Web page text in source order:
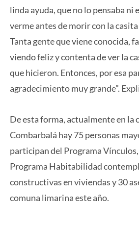
linda ayuda, que no lo pensaba ni
verme antes de morir con la
Tanta gente que viene conocida,
viendo feliz y contenta de ver la
que hicieron. Entonces, por esa
agradecimiento muy grande”.
De esta forma, actualmente en la
Combarbalá hay 75 personas
participan del Programa
Programa Habitabilidad
constructivas en viviendas y 30
comuna limarina este año.